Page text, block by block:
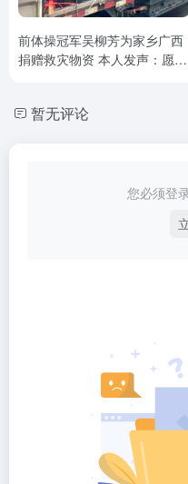
前体操冠军吴柳芳为家乡广西
捐赠救灾物资 本人发声：愿尽
暂无评论
您必须登